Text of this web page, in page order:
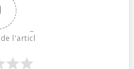
l'articl